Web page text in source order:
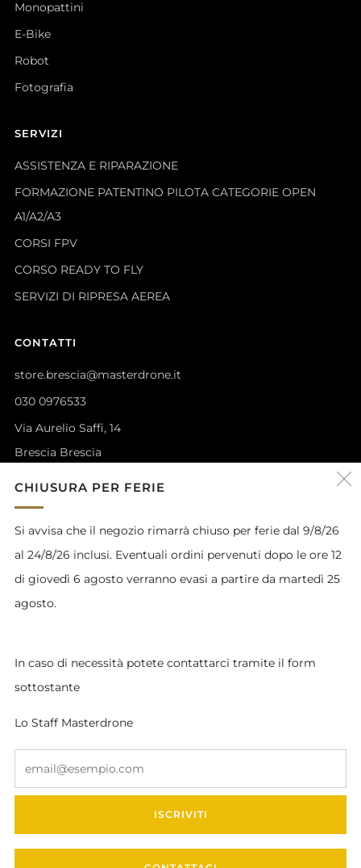
CHIUSURA PER FERIE
Si avvisa che il negozio rimarrà chiuso per ferie dal 9/8/26
al 24/8/26 inclusi. Eventuali ordini pervenuti dopo le ore 12
di giovedì 6 agosto verranno evasi a partire da martedì 25
agosto.
In caso di necessità potete contattarci tramite il form
sottostante
Lo Staff Masterdrone
ISCRIVITI
Monopattini
E-Bike
Robot
Fotografia
SERVIZI
ASSISTENZA E RIPARAZIONE
FORMAZIONE PATENTINO PILOTA CATEGORIE OPEN
A1/A2/A3
CORSI FPV
CORSO READY TO FLY
SERVIZI DI RIPRESA AEREA
CONTATTI
store.brescia@masterdrone.it
030 0976533
Via Aurelio Saffi, 14
Brescia Brescia
SERVIZIO CLIENTI
Informativa sulla privacy
Spedizioni
Resi e rimborsi
Powered by Shopify